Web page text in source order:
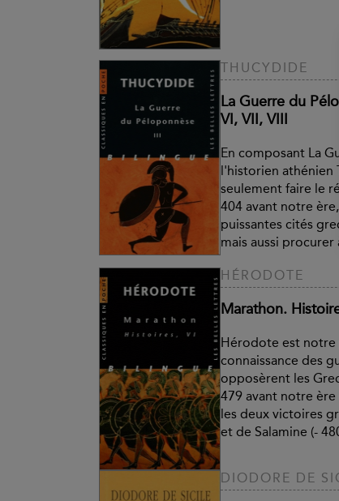
THUCYDIDE
La Guerre du
VI, VII, VIII
En composant La
l'historien athénien
seulement faire le
404 avant notre
puissantes cités
mais aussi procurer
HÉRODOTE
Marathon.
Hérodote est
connaissance des
opposèrent les
479 avant notre
les deux victoires
et de Salamine (-
DIODORE DE